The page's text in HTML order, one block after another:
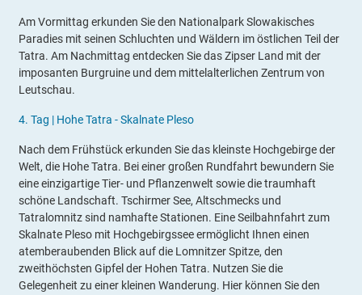
Am Vormittag erkunden Sie den Nationalpark Slowakisches
Paradies mit seinen Schluchten und Wäldern im östlichen Teil der
Tatra. Am Nachmittag entdecken Sie das Zipser Land mit der
imposanten Burgruine und dem mittelalterlichen Zentrum von
Leutschau.
4. Tag | Hohe Tatra - Skalnate Pleso
Nach dem Frühstück erkunden Sie das kleinste Hochgebirge der
Welt, die Hohe Tatra. Bei einer großen Rundfahrt bewundern Sie
eine einzigartige Tier- und Pflanzenwelt sowie die traumhaft
schöne Landschaft. Tschirmer See, Altschmecks und
Tatralomnitz sind namhafte Stationen. Eine Seilbahnfahrt zum
Skalnate Pleso mit Hochgebirgssee ermöglicht Ihnen einen
atemberaubenden Blick auf die Lomnitzer Spitze, den
zweithöchsten Gipfel der Hohen Tatra. Nutzen Sie die
Gelegenheit zu einer kleinen Wanderung. Hier können Sie den